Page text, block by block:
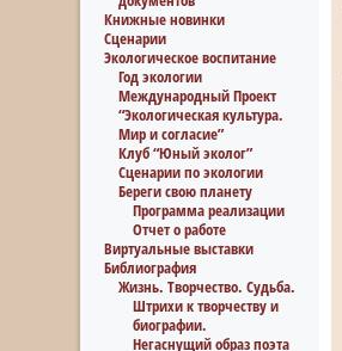
Книжные новинки
Сценарии
Экологическое воспитание
Год экологии
Международный Проект
“Экологическая культура.
Мир и согласие”
Клуб “Юный эколог”
Сценарии по экологии
Береги свою планету
Программа реализации
Отчет о работе
Виртуальные выставки
Библиография
Жизнь. Творчество. Судьба.
Штрихи к творчеству и
биографии.
Негаснущий образ поэта